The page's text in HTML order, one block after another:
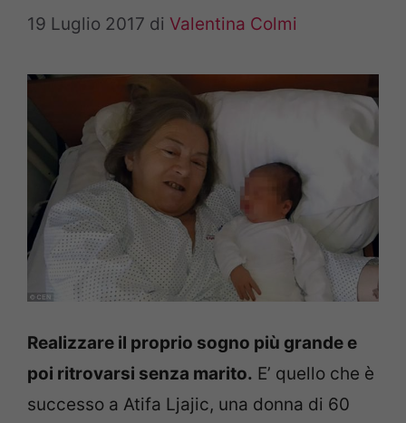
19 Luglio 2017 di Valentina Colmi
Realizzare il proprio sogno più grande e
poi ritrovarsi senza marito. E’ quello che è
successo a Atifa Ljajic, una donna di 60